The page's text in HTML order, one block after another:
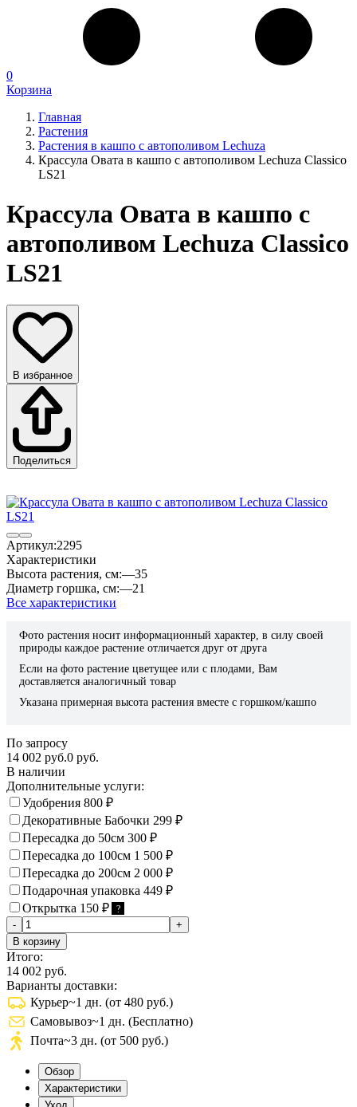
0
Корзина
Главная
Растения
Растения в кашпо с автополивом Lechuza
Крассула Овата в кашпо с автополивом Lechuza Classico
LS21
Крассула Овата в кашпо с
автополивом Lechuza Classico
LS21
В избранное
Поделиться
Артикул:2295
Характеристики
Высота растения, см:—35
Диаметр горшка, см:—21
Все характеристики
Фото растения носит информационный характер, в силу своей
природы каждое растение отличается друг от друга
Если на фото растение цветущее или с плодами, Вам
доставляется аналогичный товар
Указана примерная высота растения вместе с горшком/кашпо
По запросу
14 002 руб.0 руб.
В наличии
Дополнительные услуги:
Удобрения 800 ₽
Декоративные Бабочки 299 ₽
Пересадка до 50см 300 ₽
Пересадка до 100см 1 500 ₽
Пересадка до 200см 2 000 ₽
Подарочная упаковка 449 ₽
Открытка 150 ₽ ?
-
+
В корзину
Итого:
14 002 руб.
Варианты доставки:
Курьер~1 дн. (от 480 руб.)
Самовывоз~1 дн. (Бесплатно)
Почта~3 дн. (от 500 руб.)
Обзор
Характеристики